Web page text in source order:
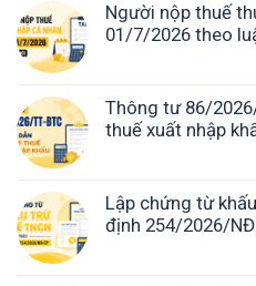
Người nộp thuế
01/7/2026 theo
Thông tư 86/
thuế xuất nhập
Lập chứng từ
định 254/2026/